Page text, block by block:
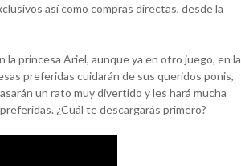
así como compras directas, desde la
princesa Ariel, aunque ya en otro juego, en la
preferidas cuidarán de sus queridos ponis,
un rato muy divertido y les hará mucha
¿Cuál te descargarás primero?